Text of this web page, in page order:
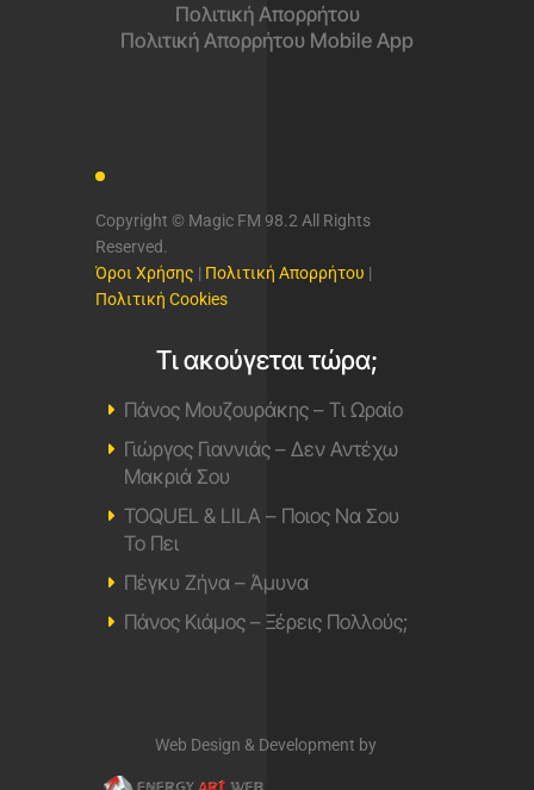
Πολιτική Απορρήτου
Πολιτική Απορρήτου Mobile App
Copyright © Magic FM 98.2 All Rights
Reserved.
Όροι Χρήσης | Πολιτική Απορρήτου |
Πολιτική Cookies
Τι ακούγεται τώρα;
Πάνος Μουζουράκης – Τι Ωραίο
Γιώργος Γιαννιάς – Δεν Αντέχω
Μακριά Σου
TOQUEL & LILA – Ποιος Να Σου
Το Πει
Πέγκυ Ζήνα – Άμυνα
Πάνος Κιάμος – Ξέρεις Πολλούς;
Web Design & Development by